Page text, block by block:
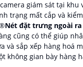
giám sát tại khu
trạng mất cắp và
Nét đặt trưng ngoài ra
cũng có thể giúp
và sắp xếp hàng hoá
không gian bày hàng